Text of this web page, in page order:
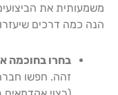
משמעותית את
הנה כמה דרכים
בחרו בחוכמה
זהה. חפשו